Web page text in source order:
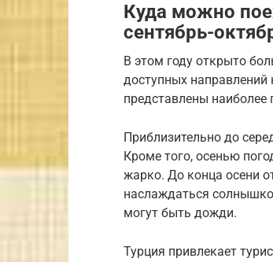
Куда можно
сентябрь-
В этом году открыто
доступных
представлены
Приблизительно до
Кроме того, осенью
жарко. До конца осени
наслаждаться
могут быть дожди.
Турция привлекает